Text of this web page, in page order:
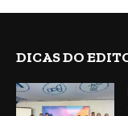
DICAS DO